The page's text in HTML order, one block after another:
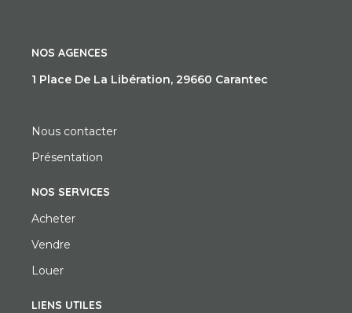
NOS AGENCES
1 Place De La Libération, 29660 Carantec
Nous contacter
Présentation
NOS SERVICES
Acheter
Vendre
Louer
LIENS UTILES